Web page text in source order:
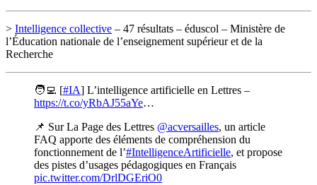
> Intelligence collective – 47 résultats – éduscol – Ministère de
l’Éducation nationale de l’enseignement supérieur et de la
Recherche
🧑‍💻 [#IA] L’intelligence artificielle en Lettres –
https://t.co/yRbAJ55aYe…
📌 Sur La Page des Lettres @acversailles, un article
FAQ apporte des éléments de compréhension du
fonctionnement de l’#IntelligenceArtificielle, et propose
des pistes d’usages pédagogiques en Français
pic.twitter.com/DrlDGEriO0